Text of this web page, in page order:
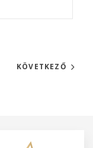
KÖVETKEZŐ